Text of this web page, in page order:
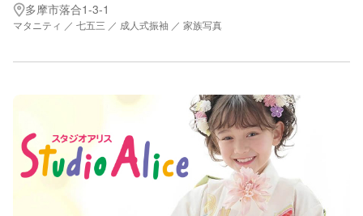
多摩市落合1-3-1
マタニティ ／ 七五三 ／ 成人式振袖 ／ 家族写真